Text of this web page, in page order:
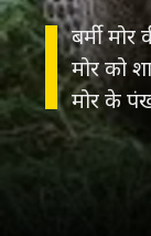
बर्मी
मोर को
मोर के